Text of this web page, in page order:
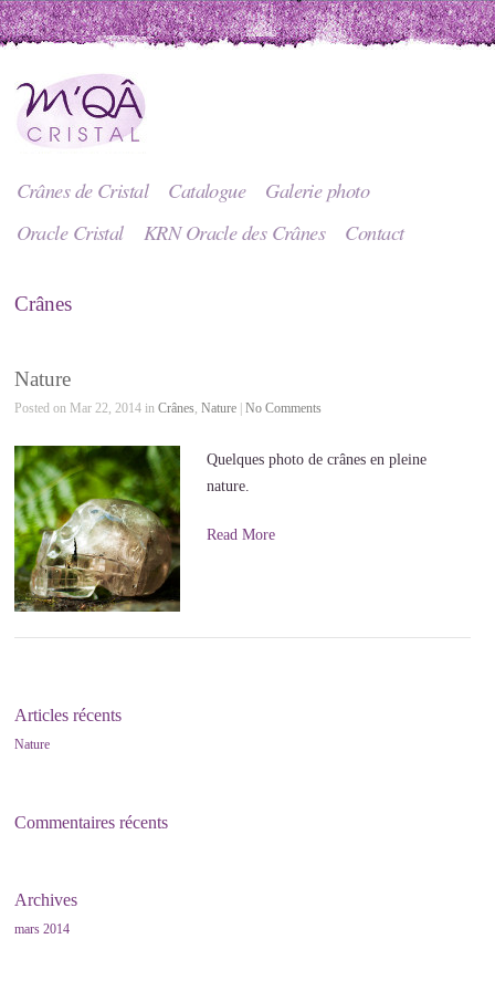
Crânes de Cristal Catalogue
Galerie photo
Oracle Cristal
KRN Oracle des Crânes Contact
Crânes
Nature
Posted on Mar 22, 2014 inCrânes,Nature |No Comments
Quelques photo de crânes en pleine
nature.
Read More
Articles récents
Nature
Commentaires récents
Archives
mars 2014